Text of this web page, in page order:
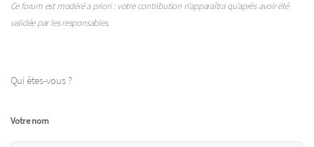
Ce forum est modéré a priori : votre contribution n’apparaîtra qu’après avoir été
validée par les responsables.
Qui êtes-vous ?
Votre nom